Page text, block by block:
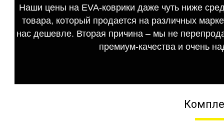
Наши цены на EVA-коврики даже чуть ниже
товара, который продается на различных
нас дешевле. Вторая причина – мы не
премиум-качества и очень